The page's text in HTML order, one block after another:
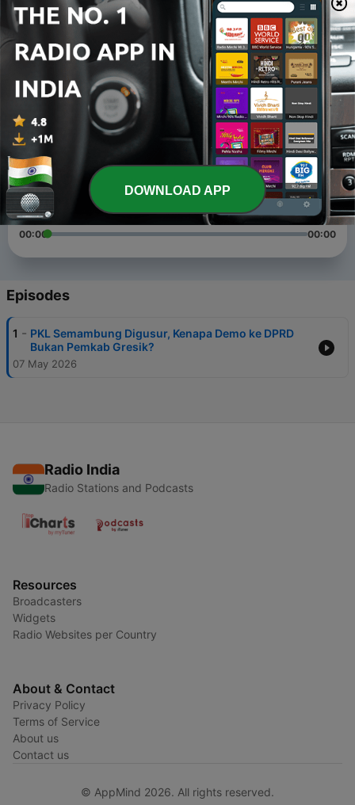
📢 SUBSCRIBE, LIKE & SHARE agar warga Gresik terus
terinformasi!
👉https://youtube.com/@ngopidisik
#ngopidisik #PKLGresik #DPRDGresik #SatpolPPGresik
#DemoGresik #RelokasiPKL #PenggusuranPKL #BeritaGresik
#GresikHariIni #PedagangKakiLima #PKLSemambung
#BeritaTerbaru #Gresik #JawaTimur #PodcastGresik
Volume 1
00:00 00:00
Episodes
1 - PKL Semambung Digusur, Kenapa Demo ke DPRD
Bukan Pemkab Gresik?
07 May 2026
Radio India
Radio Stations and Podcasts
Resources
Broadcasters
Widgets
Radio Websites per Country
About & Contact
Privacy Policy
Terms of Service
About us
Contact us
© AppMind 2026. All rights reserved.
DOWNLOAD APP